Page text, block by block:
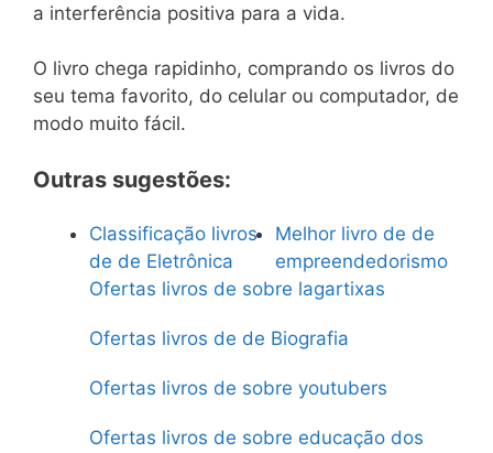
a interferência positiva para a vida.
O livro chega rapidinho, comprando os livros do
seu tema favorito, do celular ou computador, de
modo muito fácil.
Outras sugestões:
Classificação livros
de de Eletrônica
Melhor livro de de
empreendedorismo
Ofertas livros de sobre lagartixas
Ofertas livros de de Biografia
Ofertas livros de sobre youtubers
Ofertas livros de sobre educação dos